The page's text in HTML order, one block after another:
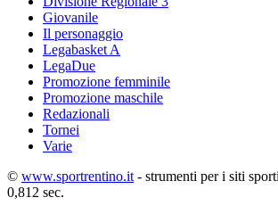
Giovanile
Il personaggio
Legabasket A
LegaDue
Promozione femminile
Promozione maschile
Redazionali
Tornei
Varie
© www.sportrentino.it - strumenti per i siti
0,812 sec.